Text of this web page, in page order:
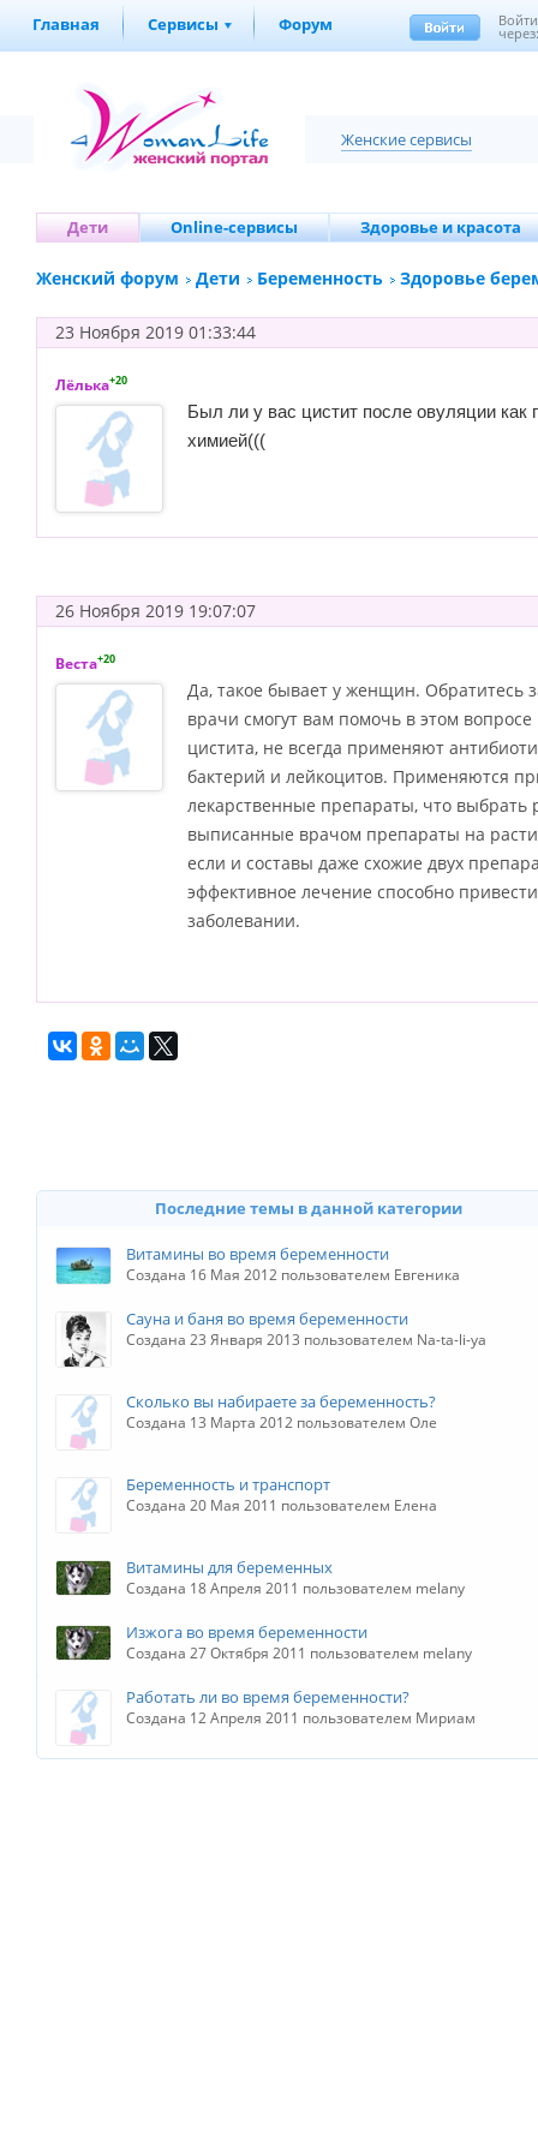
Главная Сервисы Форум Войти
Женские сервисы
Дети Online-сервисы Здоровье и красота
Женский форум Дети Беременность Здоровье
23 Ноября 2019 01:33:44
Лёлька+20
Был ли у вас цистит после овуляции как
химией(((
26 Ноября 2019 19:07:07
Веста+20
Да, такое бывает у женщин. Обратитесь
врачи смогут вам помочь в этом
цистита, не всегда применяют
бактерий и лейкоцитов. Применяются
лекарственные препараты, что
выписанные врачом препараты на
если и составы даже схожие двух
эффективное лечение способно
заболевании.
Последние темы в данной категории
Витамины во время беременности
Создана 16 Мая 2012 пользователем Евгеника
Сауна и баня во время беременности
Создана 23 Января 2013 пользователем Na-ta-li-ya
Сколько вы набираете за беременность?
Создана 13 Марта 2012 пользователем Оле
Беременность и транспорт
Создана 20 Мая 2011 пользователем Елена
Витамины для беременных
Создана 18 Апреля 2011 пользователем melany
Изжога во время беременности
Создана 27 Октября 2011 пользователем melany
Работать ли во время беременности?
Создана 12 Апреля 2011 пользователем Мириам